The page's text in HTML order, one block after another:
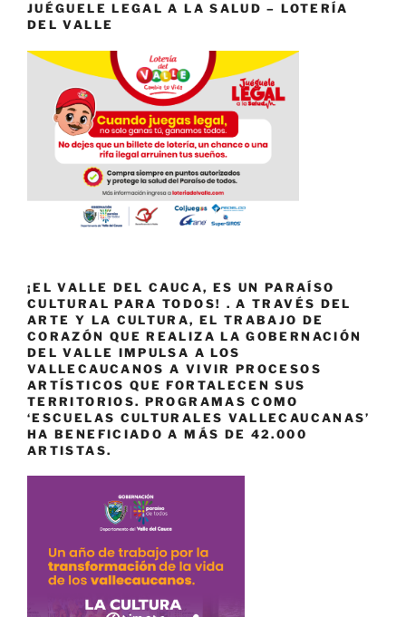
JUÉGUELE LEGAL A LA SALUD – LOTERÍA
DEL VALLE
¡EL VALLE DEL CAUCA, ES UN PARAÍSO
CULTURAL PARA TODOS! . A TRAVÉS DEL
ARTE Y LA CULTURA, EL TRABAJO DE
CORAZÓN QUE REALIZA LA GOBERNACIÓN
DEL VALLE IMPULSA A LOS
VALLECAUCANOS A VIVIR PROCESOS
ARTÍSTICOS QUE FORTALECEN SUS
TERRITORIOS. PROGRAMAS COMO
‘ESCUELAS CULTURALES VALLECAUCANAS’
HA BENEFICIADO A MÁS DE 42.000
ARTISTAS.